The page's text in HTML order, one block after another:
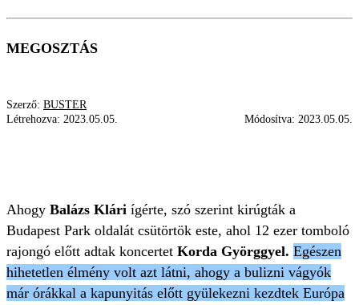
MEGOSZTÁS
Szerző: BUSTER
Létrehozva: 2023.05.05. Módosítva: 2023.05.05.
Ahogy Balázs Klári ígérte, szó szerint kirúgták a
Budapest Park oldalát csütörtök este, ahol 12 ezer tomboló
rajongó előtt adtak koncertet Korda Györggyel. Egészen
hihetetlen élmény volt azt látni, ahogy a bulizni vágyók
már órákkal a kapunyitás előtt gyülekezni kezdtek Európa